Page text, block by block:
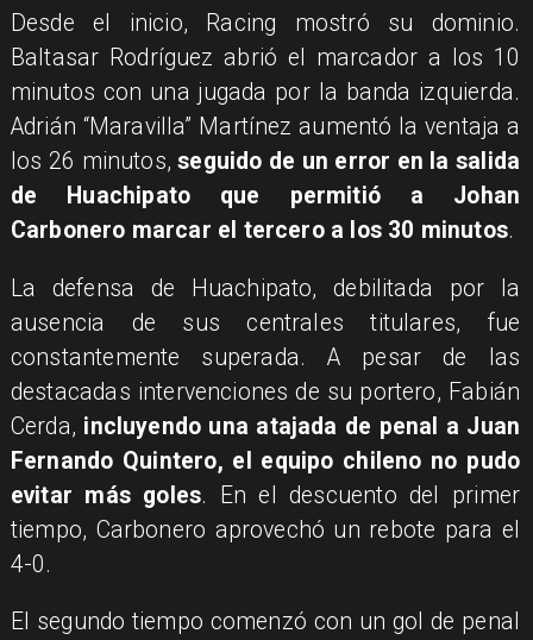
Desde el inicio, Racing mostró su dominio.
Baltasar Rodríguez abrió el marcador a los 10
minutos con una jugada por la banda izquierda.
Adrián “Maravilla” Martínez aumentó la ventaja a
los 26 minutos,seguido de un error en la salida
de Huachipato que permitió a Johan
Carbonero marcar el tercero a los 30 minutos.
La defensa de Huachipato, debilitada por la
ausencia de sus centrales titulares, fue
constantemente superada. A pesar de las
destacadas intervenciones de su portero, Fabián
Cerda, incluyendo una atajada de penal a Juan
Fernando Quintero, el equipo chileno no pudo
evitar más goles. En el descuento del primer
tiempo, Carbonero aprovechó un rebote para el
4-0.
El segundo tiempo comenzó con un gol de penal